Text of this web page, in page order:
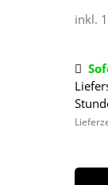
inkl.